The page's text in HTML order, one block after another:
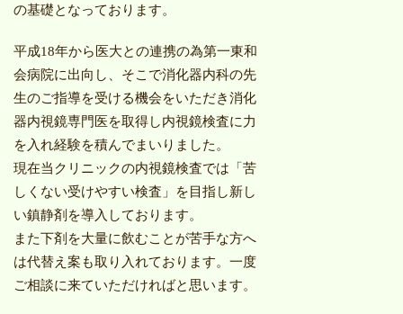
の基礎となっております。
平成18年から医大との連携の為第一東和
会病院に出向し、そこで消化器内科の先
生のご指導を受ける機会をいただき消化
器内視鏡専門医を取得し内視鏡検査に力
を入れ経験を積んでまいりました。
現在当クリニックの内視鏡検査では「苦
しくない受けやすい検査」を目指し新し
い鎮静剤を導入しております。
また下剤を大量に飲むことが苦手な方へ
は代替え案も取り入れております。一度
ご相談に来ていただければと思います。